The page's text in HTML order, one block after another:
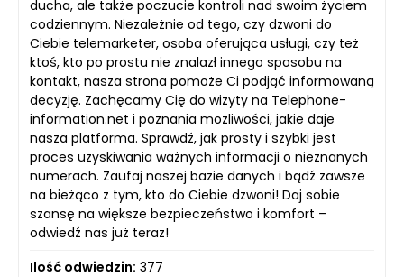
ducha, ale także poczucie kontroli nad swoim życiem
codziennym. Niezależnie od tego, czy dzwoni do
Ciebie telemarketer, osoba oferująca usługi, czy też
ktoś, kto po prostu nie znalazł innego sposobu na
kontakt, nasza strona pomoże Ci podjąć informowaną
decyzję. Zachęcamy Cię do wizyty na Telephone-
information.net i poznania możliwości, jakie daje
nasza platforma. Sprawdź, jak prosty i szybki jest
proces uzyskiwania ważnych informacji o nieznanych
numerach. Zaufaj naszej bazie danych i bądź zawsze
na bieżąco z tym, kto do Ciebie dzwoni! Daj sobie
szansę na większe bezpieczeństwo i komfort –
odwiedź nas już teraz!
Ilość odwiedzin: 377